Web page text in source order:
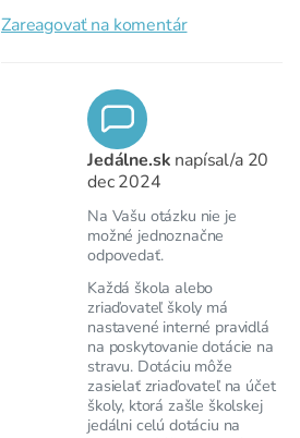
Zareagovať na komentár
Jedálne.sk napísal/a 20
dec 2024
Na Vašu otázku nie je
možné jednoznačne
odpovedať.
Každá škola alebo
zriaďovateľ školy má
nastavené interné pravidlá
na poskytovanie dotácie na
stravu. Dotáciu môže
zasielať zriaďovateľ na účet
školy, ktorá zašle školskej
jedálni celú dotáciu na